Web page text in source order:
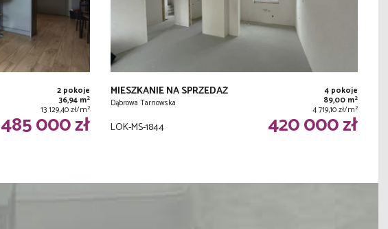
2 pokoje
36,94 m2
13 129,40 zł/m2
485 000 zł
MIESZKANIE NA SPRZEDAŻ
Dąbrowa Tarnowska
4 pokoje
89,00 m2
4 719,10 zł/m2
LOK-MS-1844 420 000 zł